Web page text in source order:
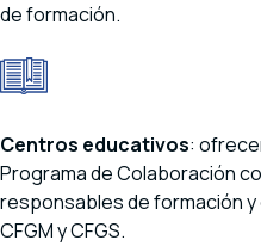
de formación.
Centros educativos:
Programa de Colaboración
responsables de formación
CFGM y CFGS.